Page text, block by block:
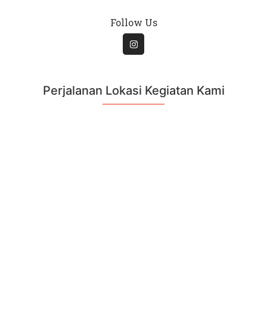
Follow Us
Perjalanan Lokasi Kegiatan Kami